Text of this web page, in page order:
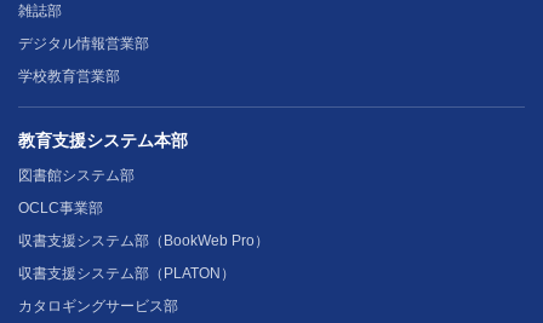
雑誌部
デジタル情報営業部
学校教育営業部
教育支援システム本部
図書館システム部
OCLC事業部
収書支援システム部（BookWeb Pro）
収書支援システム部（PLATON）
カタロギングサービス部